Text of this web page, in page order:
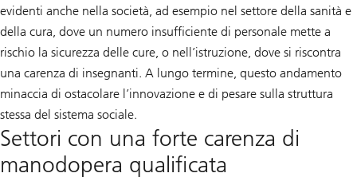
evidenti anche nella società, ad esempio nel settore della sanità e
della cura, dove un numero insufficiente di personale mette a
rischio la sicurezza delle cure, o nell’istruzione, dove si riscontra
una carenza di insegnanti. A lungo termine, questo andamento
minaccia di ostacolare l’innovazione e di pesare sulla struttura
stessa del sistema sociale.
Settori con una forte carenza di
manodopera qualificata